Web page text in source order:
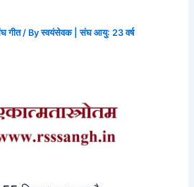
गीत/ Byस्वयंसेवक | संघ आयु: 23 वर्ष